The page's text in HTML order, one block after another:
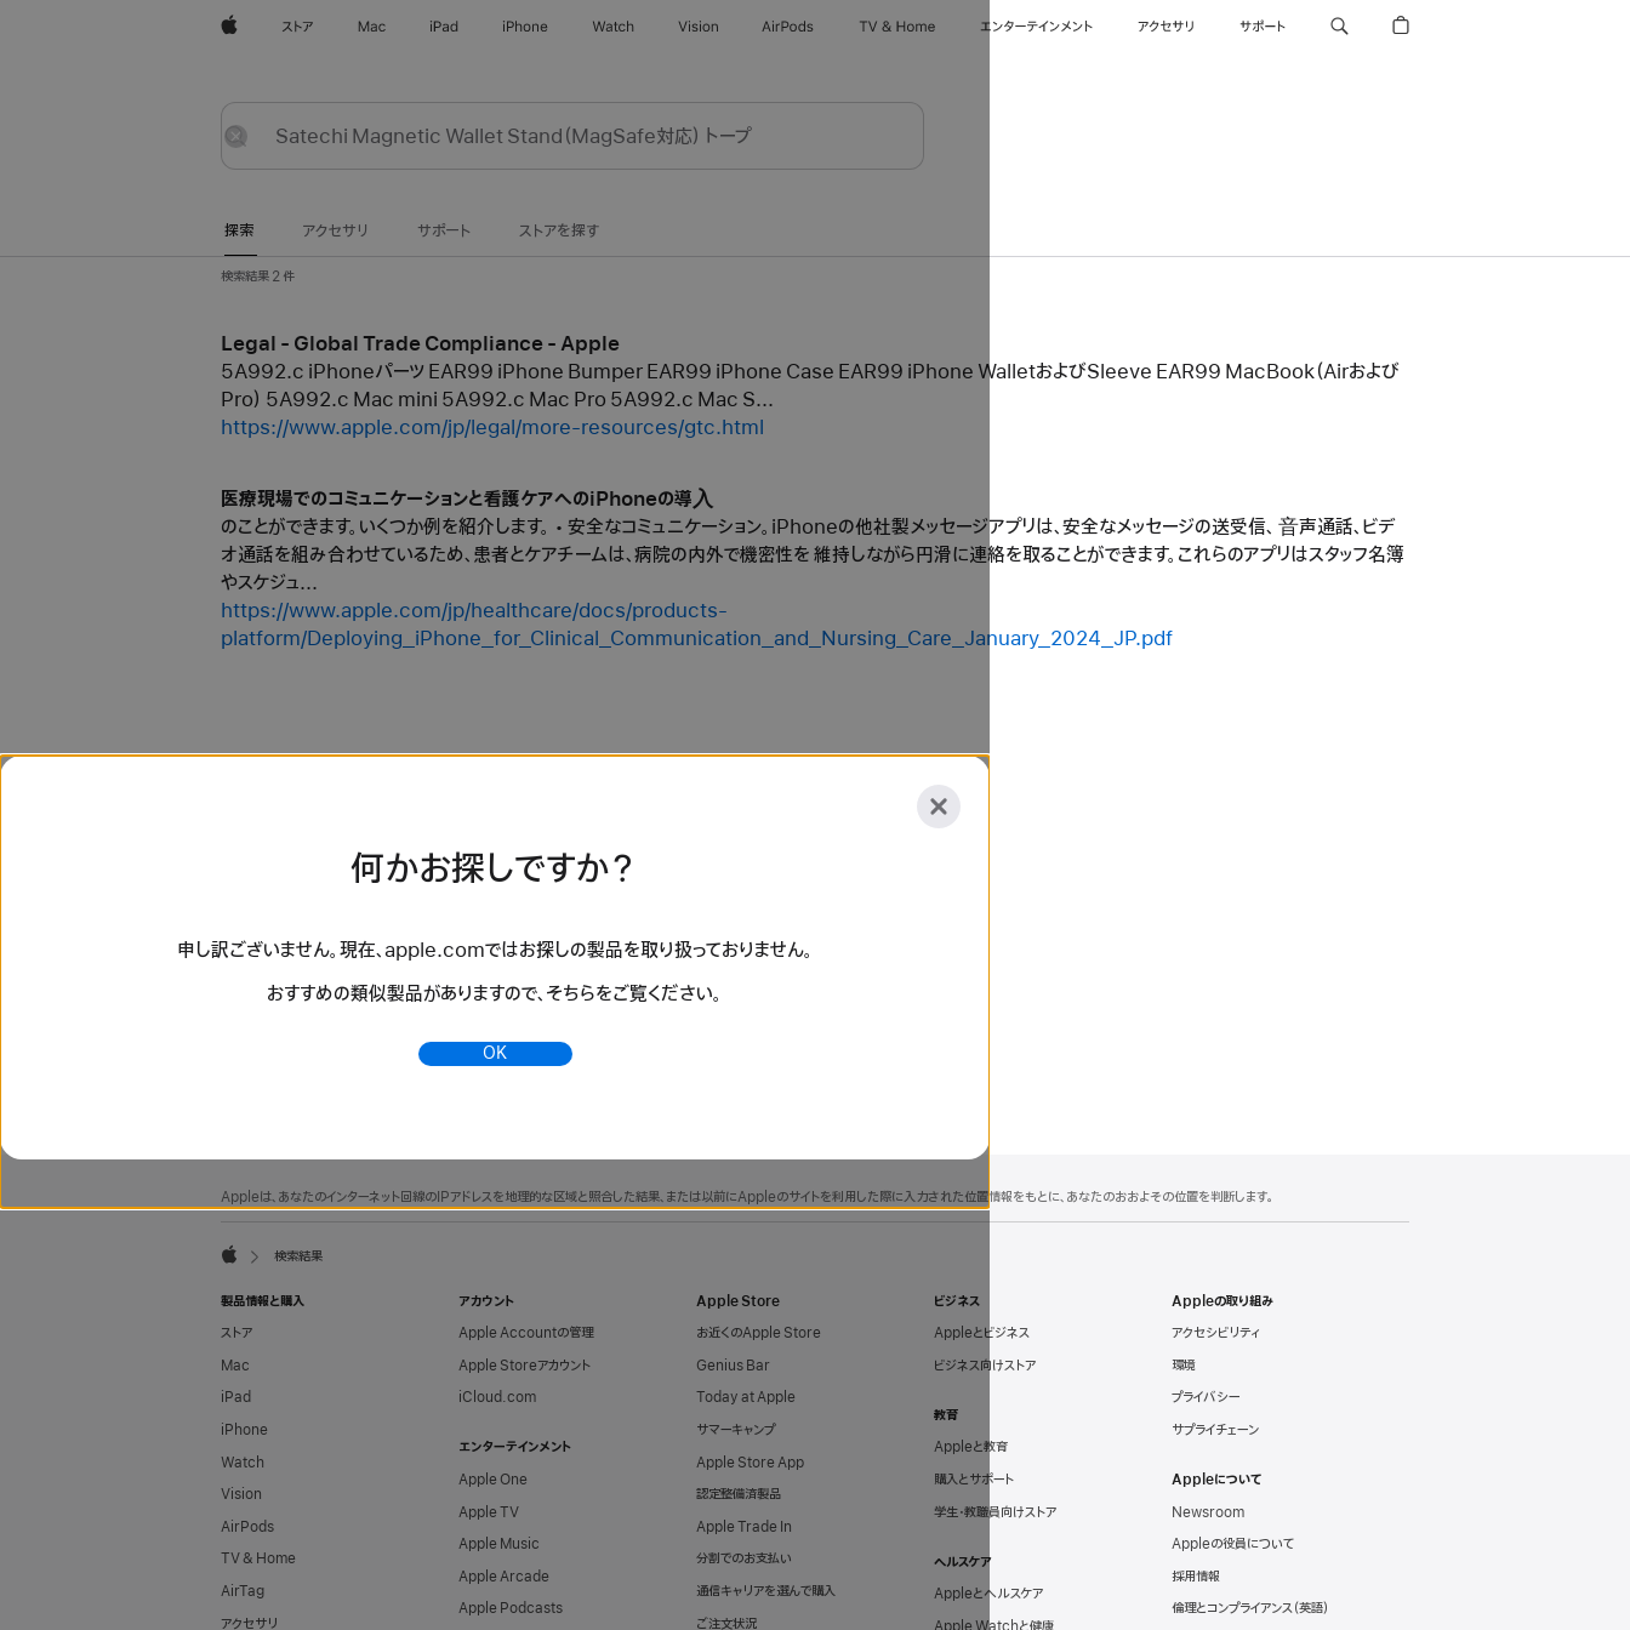
Appleストア Mac iPad iPhone Watch Vision AirPods TV & Home エンターテインメント アクセサリ サポート
送
リ
ッ
ト
探索 アクセサリ サポート ストアを探す
検索結果 2 件
Legal - Global Trade Compliance - Apple
5A992.c iPhoneパーツ EAR99 iPhone Bumper EAR99 iPhone Case EAR99 iPhone WalletおよびSleeve EAR99 MacBook（Airおよび
Pro） 5A992.c Mac mini 5A992.c Mac Pro 5A992.c Mac S...
https://www.apple.com/jp/legal/more-resources/gtc.html
医療現場でのコミュニケーションと看護ケアへのiPhoneの導⼊
のことができます。いくつか例を紹介します。 • 安全なコミュニケーション。iPhoneの他社製メッセージアプリは、安全なメッセージの送受信、 ⾳声通話、ビデ
オ通話を組み合わせているため、患者とケアチームは、病院の内外で機密性を 維持しながら円滑に連絡を取ることができます。これらのアプリはスタッフ名簿
やスケジュ...
https://www.apple.com/jp/healthcare/docs/products-
platform/Deploying_iPhone_for_Clinical_Communication_and_Nursing_Care_January_2024_JP.pdf
ッ
タ
ー
注
Appleは、あなたのインターネット回線のIPアドレスを地理的な区域と照合した結果、または以前にAppleのサイトを利用した際に入力された位置情報をもとに、あなたのおおよその位置を判断します。
検索結果
製品情報と購入
ストア
Mac
iPad
iPhone
Watch
Vision
AirPods
TV & Home
AirTag
アクセサリ
アカウント
Apple Accountの管理
Apple Storeアカウント
iCloud.com
エンターテインメント
Apple One
Apple TV
Apple Music
Apple Arcade
Apple Podcasts
Apple Store
お近くのApple Store
Genius Bar
Today at Apple
サマーキャンプ
Apple Store App
認定整備済製品
Apple Trade In
分割でのお支払い
通信キャリアを選んで購入
ご注文状況
ビジネス
Appleとビジネス
ビジネス向けストア
教育
Appleと教育
購入とサポート
学生・教職員向けストア
ヘルスケア
Appleとヘルスケア
Apple Watchと健康
Appleの取り組み
アクセシビリティ
環境
プライバシー
サプライチェーン
Appleについて
Newsroom
Appleの役員について
採用情報
倫理とコンプライアンス（英語）
何かお探しですか？
申し訳ございません。現在、apple.comではお探しの製品を取り扱っておりません。
おすすめの類似製品がありますので、そちらをご覧ください。
OK